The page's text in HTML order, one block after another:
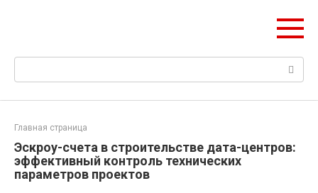
Поиск:
Главная страница
Эскроу-счета в строительстве дата-центров:
эффективный контроль технических
параметров проектов